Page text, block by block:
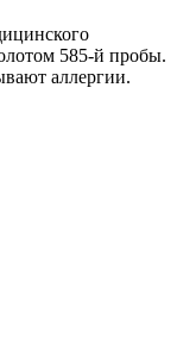
585-й пробы.
аллергии.